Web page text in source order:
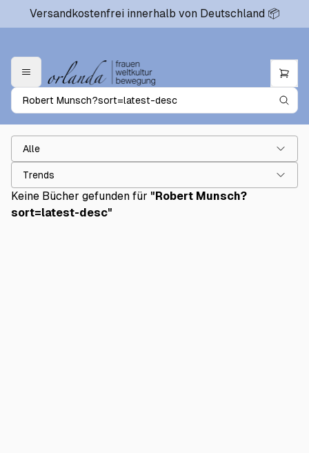
Versandkostenfrei innerhalb von Deutschland 📦
Alle
Keine Bücher gefunden für "Robert Munsch?
sort=latest-desc"
Trends